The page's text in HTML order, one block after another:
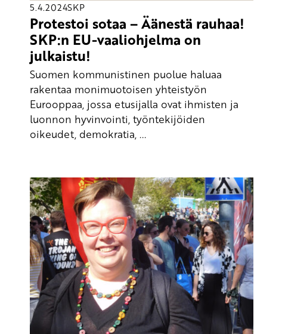
5.4.2024SKP
Protestoi sotaa – Äänestä rauhaa!
SKP:n EU-vaaliohjelma on
julkaistu!
Suomen kommunistinen puolue haluaa
rakentaa monimuotoisen yhteistyön
Eurooppaa, jossa etusijalla ovat ihmisten ja
luonnon hyvinvointi, työntekijöiden
oikeudet, demokratia, ...